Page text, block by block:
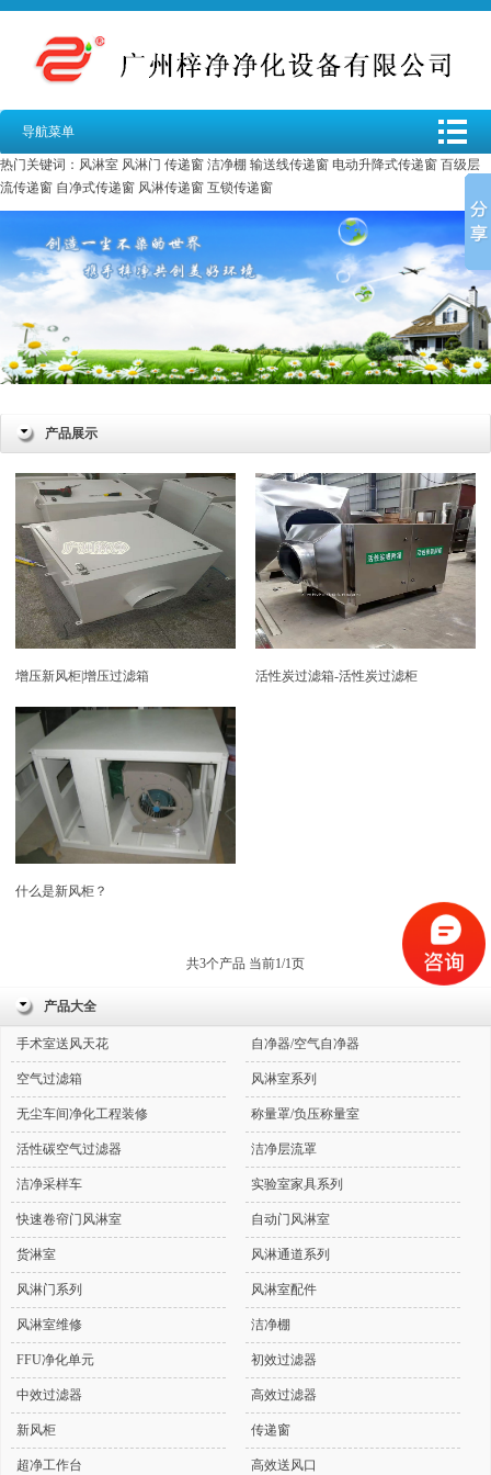
导航菜单
热门关键词： 风淋室 风淋门 传递窗 洁净棚 输送线传递窗 电动升降式传递窗 百级层
流传递窗 自净式传递窗 风淋传递窗 互锁传递窗
产品展示
增压新风柜|增压过滤箱 活性炭过滤箱-活性炭过滤柜
什么是新风柜？
共3个产品 当前1/1页
产品大全
手术室送风天花 自净器/空气自净器
空气过滤箱 风淋室系列
无尘车间净化工程装修 称量罩/负压称量室
活性碳空气过滤器 洁净层流罩
洁净采样车 实验室家具系列
快速卷帘门风淋室 自动门风淋室
货淋室 风淋通道系列
风淋门系列 风淋室配件
风淋室维修 洁净棚
FFU净化单元 初效过滤器
中效过滤器 高效过滤器
新风柜 传递窗
超净工作台 高效送风口